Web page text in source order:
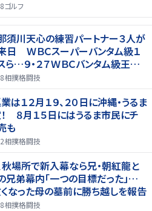
ゴルフ
那須川天心の練習パートナー３人が
日 ＷＢＣスーパーバンタム級１
…９・２７ＷＢＣバンタム級王者・
相撲格闘技
１２月１９、２０日に沖縄・うるま
８月１５日にはうるま市民にチ
も
相撲格闘技
秋場所で新入幕なら兄・朝紅龍と
兄弟幕内「一つの目標だった」…
なった母の墓前に勝ち越しを報告
相撲格闘技